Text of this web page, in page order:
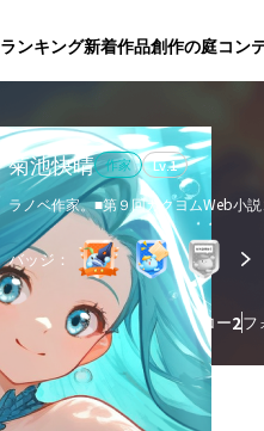
ランキング新着作品創作の庭コン
菊池快晴 作家 Lv.1
ラノベ作家。■第９回カクヨムWeb小
『怠惰な悪辱貴族』①巻発売中。②巻
『異世界ガイドマップ』【書籍化進行
『フェニックスとのんびりスローライ
バッジ：
作品2執筆文字数7.7万 フォロー2フ